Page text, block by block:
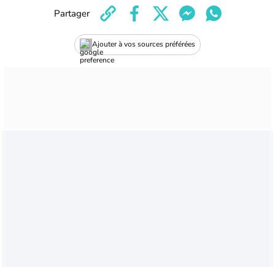
Ajouter à vos sources préférées
Partager